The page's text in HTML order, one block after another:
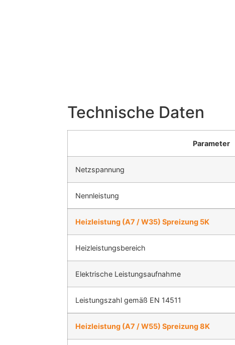
Technische Daten
Parameter
Netzspannung
Nennleistung
Heizleistung (A7 / W35) Spreizung 5K
Heizleistungsbereich
Elektrische Leistungsaufnahme
Leistungszahl gemäß EN 14511
Heizleistung (A7 / W55) Spreizung 8K